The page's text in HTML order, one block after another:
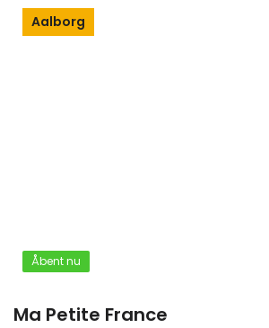
Aalborg
Åbent nu
Ma Petite France